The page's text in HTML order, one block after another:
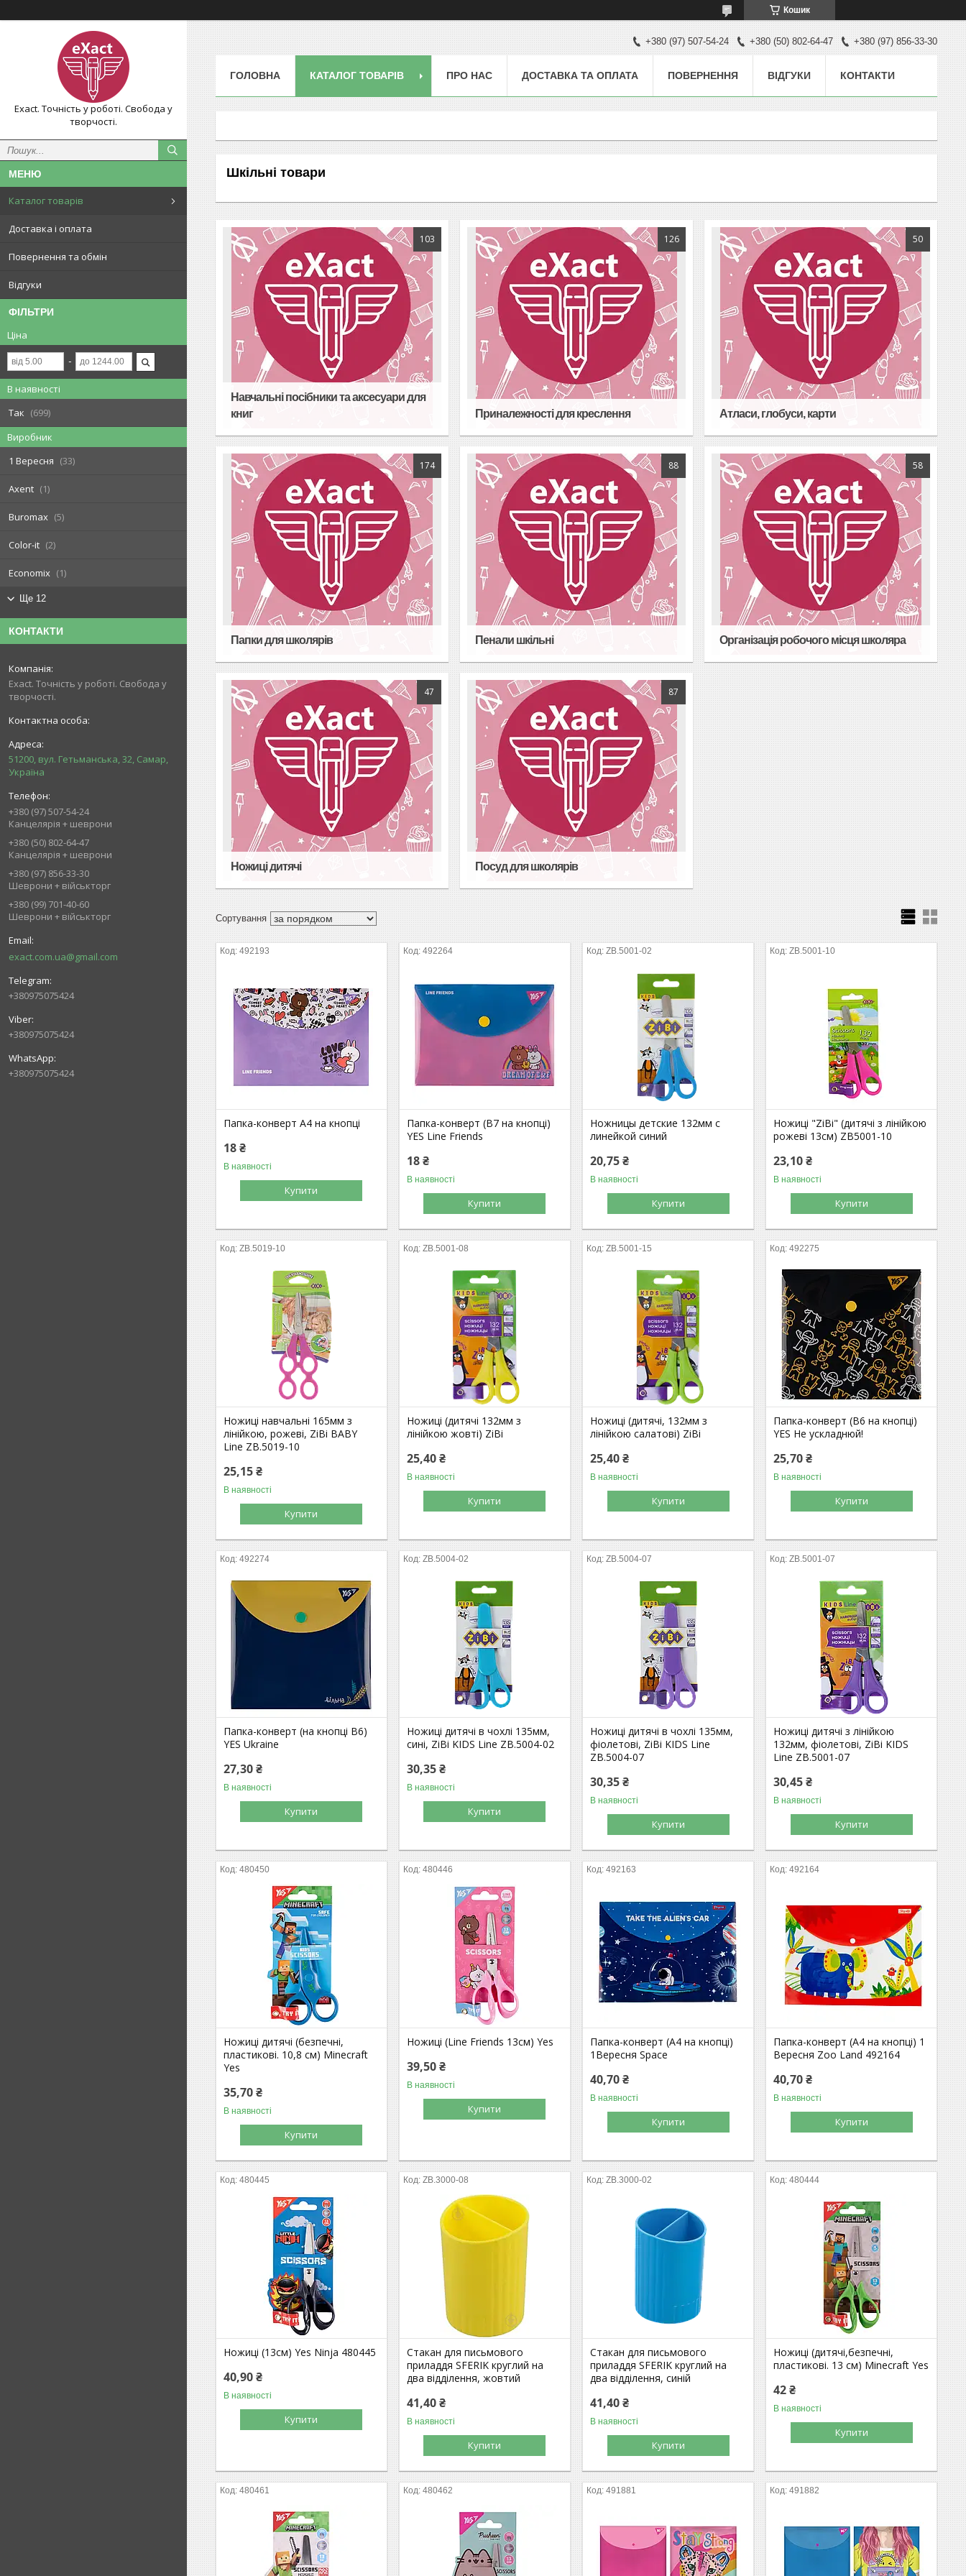
Кошик
Exact. Точність у роботі. Свобода у
творчості.
Каталог товарів
Доставка і оплата
Повернення та обмін
Відгуки
ФІЛЬТРИ
Ціна
В наявності
Так
699
Виробник
1 Вересня
33
Axent 1
Buromax 5
Color-it 2
Economix 1
Ще 12
КОНТАКТИ
Exact. Точність у роботі. Свобода у
творчості.
51200, вул. Гетьманська, 32, Самар,
Україна
+380 (97) 507-54-24
Канцелярія + шеврони
+380 (50) 802-64-47
Канцелярія + шеврони
+380 (97) 856-33-30
Шеврони + військторг
+380 (99) 701-40-60
Шеврони + військторг
exact.com.ua@gmail.com
+380975075424
+380975075424
+380975075424
+380 (97) 507-54-24 +380 (50) 802-64-47 +380 (97) 856-33-30
ГОЛОВНА КАТАЛОГ ТОВАРІВ ПРО НАС ДОСТАВКА ТА ОПЛАТА ПОВЕРНЕННЯ ВІДГУКИ КОНТАКТИ
Шкільні товари
103
Навчальні посібники та аксесуари для
книг
126
Приналежності для креслення
50
Атласи, глобуси, карти
174
Папки для школярів
88
Пенали шкільні
58
Організація робочого місця школяра
47
Ножиці дитячі
87
Посуд для школярів
492193
Папка-конверт А4 на кнопці
18 ₴
В наявності
Купити
492264
Папка-конверт (B7 на кнопці)
YES Line Friends
18 ₴
В наявності
Купити
ZB.5001-02
Ножницы детские 132мм с
линейкой синий
20,75 ₴
В наявності
Купити
ZB.5001-10
Ножиці "ZiBi" (дитячі з лінійкою
рожеві 13см) ZB5001-10
23,10 ₴
В наявності
Купити
ZB.5019-10
Ножиці навчальні 165мм з
лінійкою, рожеві, ZiBi BABY
Line ZB.5019-10
25,15 ₴
В наявності
Купити
ZB.5001-08
Ножиці (дитячі 132мм з
лінійкою жовті) ZiBi
25,40 ₴
В наявності
Купити
ZB.5001-15
Ножиці (дитячі, 132мм з
лінійкою салатові) ZiBi
25,40 ₴
В наявності
Купити
492275
Папка-конверт (B6 на кнопці)
YES Не ускладнюй!
25,70 ₴
В наявності
Купити
492274
Папка-конверт (на кнопці B6)
YES Ukraine
27,30 ₴
В наявності
Купити
ZB.5004-02
Ножиці дитячі в чохлі 135мм,
сині, ZiBi KIDS Line ZB.5004-02
30,35 ₴
В наявності
Купити
ZB.5004-07
Ножиці дитячі в чохлі 135мм,
фіолетові, ZiBi KIDS Line
ZB.5004-07
30,35 ₴
В наявності
Купити
ZB.5001-07
Ножиці дитячі з лінійкою
132мм, фіолетові, ZiBi KIDS
Line ZB.5001-07
30,45 ₴
В наявності
Купити
480450
Ножиці дитячі (безпечні,
пластикові. 10,8 см) Minecraft
Yes
35,70 ₴
В наявності
Купити
480446
Ножиці (Line Friends 13см) Yes
39,50 ₴
В наявності
Купити
492163
Папка-конверт (А4 на кнопці)
1Вересня Space
40,70 ₴
В наявності
Купити
492164
Папка-конверт (А4 на кнопці) 1
Вересня Zoo Land 492164
40,70 ₴
В наявності
Купити
480445
Ножиці (13см) Yes Ninja 480445
40,90 ₴
В наявності
Купити
ZB.3000-08
Стакан для письмового
приладдя SFERIK круглий на
два відділення, жовтий
41,40 ₴
В наявності
Купити
ZB.3000-02
Стакан для письмового
приладдя SFERIK круглий на
два відділення, синій
41,40 ₴
В наявності
Купити
480444
Ножиці (дитячі,безпечні,
пластикові. 13 см) Minecraft Yes
42 ₴
В наявності
Купити
480461 480462 491881 491882